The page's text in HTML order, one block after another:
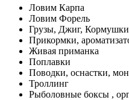
Ловим Карпа
Ловим Форель
Грузы, Джиг, Кормушки
Прикормки,
Живая приманка
Поплавки
Поводки, оснастки,
Троллинг
Рыболовные боксы ,